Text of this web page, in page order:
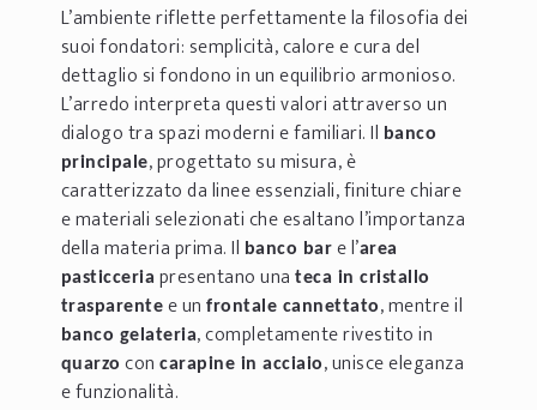
L’ambiente riflette perfettamente la filosofia dei
suoi fondatori: semplicità, calore e cura del
dettaglio si fondono in un equilibrio armonioso.
L’arredo interpreta questi valori attraverso un
dialogo tra spazi moderni e familiari. Il banco
principale, progettato su misura, è
caratterizzato da linee essenziali, finiture chiare
e materiali selezionati che esaltano l’importanza
della materia prima. Il banco bar e l’area
pasticceria presentano unateca in cristallo
trasparente e unfrontale cannettato, mentre il
banco gelateria, completamente rivestito in
quarzo concarapine in acciaio, unisce eleganza
e funzionalità.